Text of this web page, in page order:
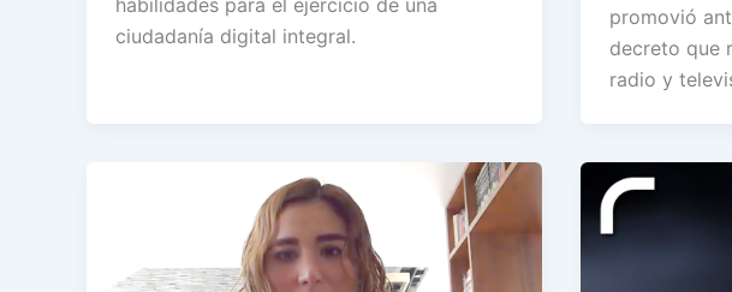
ciudadanía digital integral.
promovió
decreto que
radio y